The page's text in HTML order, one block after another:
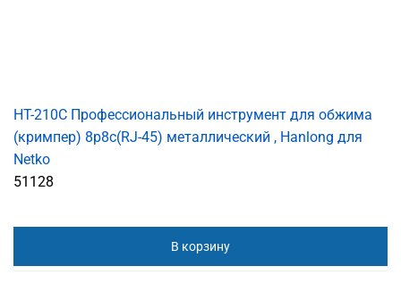
HT-210C Профессиональный инструмент для обжима
(кримпер) 8p8c(RJ-45) металлический , Hanlong для
Netko
51128
В корзину